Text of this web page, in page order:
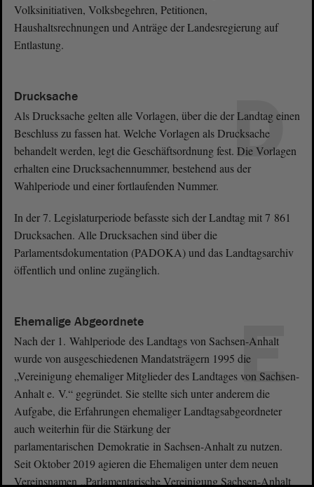
Volksinitiativen, Volksbegehren, Petitionen,
Haushaltsrechnungen und Anträge der Landesregierung auf
Entlastung.
D
Drucksache
Als Drucksache gelten alle Vorlagen, über die der Landtag einen
Beschluss zu fassen hat. Welche Vorlagen als Drucksache
behandelt werden, legt die Geschäftsordnung fest. Die Vorlagen
erhalten eine Drucksachennummer, bestehend aus der
Wahlperiode und einer fortlaufenden Nummer.
In der 7. Legislaturperiode befasste sich der Landtag mit 7 861
Drucksachen. Alle Drucksachen sind über die
Parlamentsdokumentation (PADOKA) und das Landtagsarchiv
öffentlich und online zugänglich.
E
Ehemalige Abgeordnete
Nach der 1. Wahlperiode des Landtags von Sachsen-Anhalt
wurde von ausgeschiedenen Mandatsträgern 1995 die
„Vereinigung ehemaliger Mitglieder des Landtages von Sachsen-
Anhalt e. V.“ gegründet. Sie stellte sich unter anderem die
Aufgabe, die Erfahrungen ehemaliger Landtagsabgeordneter
auch weiterhin für die Stärkung der
parlamentarischen Demokratie in Sachsen-Anhalt zu nutzen.
Seit Oktober 2019 agieren die Ehemaligen unter dem neuen
Vereinsnamen „Parlamentarische Vereinigung Sachsen-Anhalt